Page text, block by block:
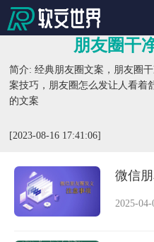
朋友圈干
简介: 经典朋友圈文案，朋友圈
案技巧，朋友圈怎么发让人看着
的文案
[2023-08-16 17:41:06]
微信
2025-04-